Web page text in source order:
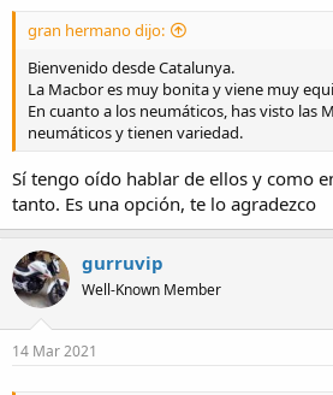
gran hermano dijo:
Bienvenido desde Catalunya.
La Macbor es muy bonita y viene muy
En cuanto a los neumáticos, has visto las
neumáticos y tienen variedad.
Sí tengo oído hablar de ellos y como
tanto. Es una opción, te lo agradezco
gurruvip
Well-Known Member
14 Mar 2021